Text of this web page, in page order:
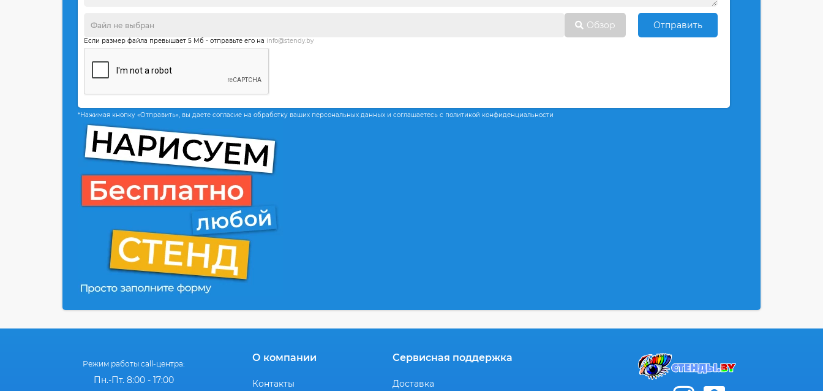
Обзор Отправить
Если размер файла превышает 5 Мб - отправьте его на info@stendy.by
*Нажимая кнопку «Отправить», вы даете согласие на обработку ваших персональных данных и соглашаетесь с политикой конфиденциальности
Режим работы call-центра:
Пн.-Пт. 8:00 - 17:00
О компании
Контакты
Сервисная поддержка
Доставка